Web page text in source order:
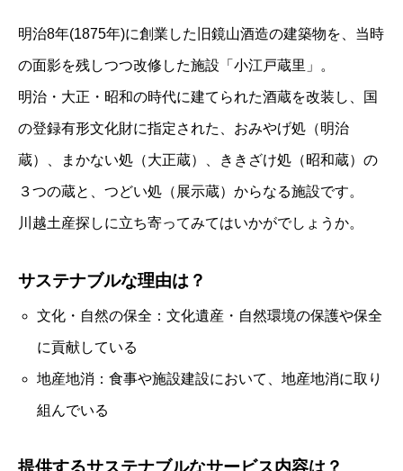
明治8年(1875年)に創業した旧鏡山酒造の建築物を、当時
の面影を残しつつ改修した施設「小江戸蔵里」。
明治・大正・昭和の時代に建てられた酒蔵を改装し、国
の登録有形文化財に指定された、おみやげ処（明治
蔵）、まかない処（大正蔵）、ききざけ処（昭和蔵）の
３つの蔵と、つどい処（展示蔵）からなる施設です。
川越土産探しに立ち寄ってみてはいかがでしょうか。
サステナブルな理由は？
文化・自然の保全：文化遺産・自然環境の保護や保全
に貢献している
地産地消：食事や施設建設において、地産地消に取り
組んでいる
提供するサステナブルなサービス内容は？